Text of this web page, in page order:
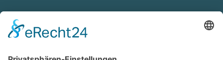
KONTAKTDATEN
Radwegekonzept.de ist ein Produkt der